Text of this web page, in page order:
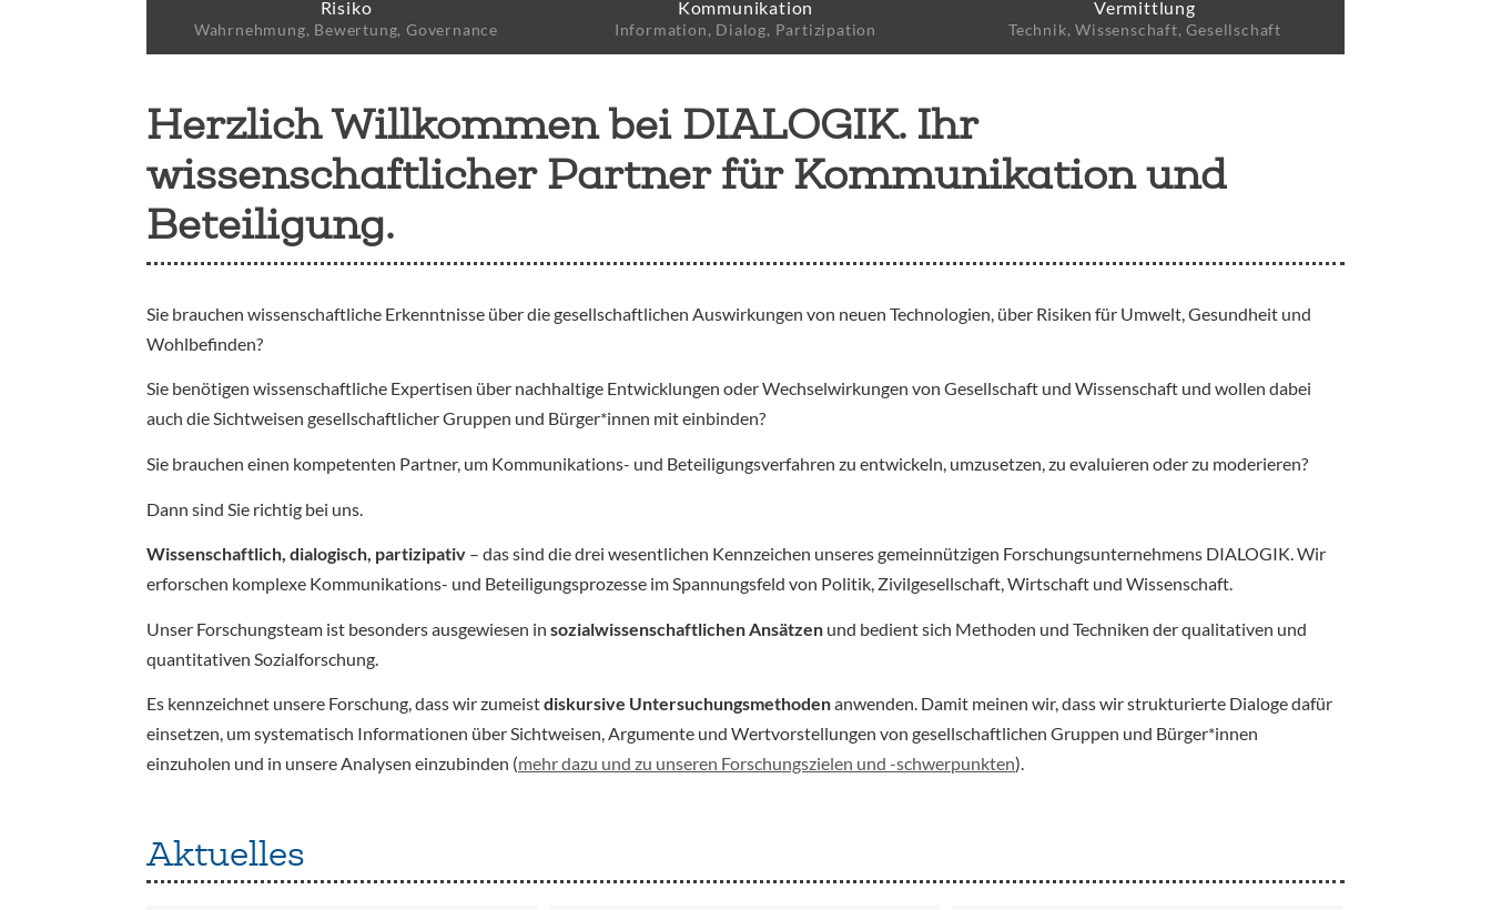
Risiko
Wahrnehmung, Bewertung, Governance
Kommunikation
Information, Dialog, Partizipation
Vermittlung
Technik, Wissenschaft, Gesellschaft
Herzlich Willkommen bei DIALOGIK. Ihr
wissenschaftlicher Partner für Kommunikation und
Beteiligung.
Sie brauchen wissenschaftliche Erkenntnisse über die gesellschaftlichen Auswirkungen von neuen Technologien, über Risiken für Umwelt, Gesundheit und
Wohlbefinden?
Sie benötigen wissenschaftliche Expertisen über nachhaltige Entwicklungen oder Wechselwirkungen von Gesellschaft und Wissenschaft und wollen dabei
auch die Sichtweisen gesellschaftlicher Gruppen und Bürger*innen mit einbinden?
Sie brauchen einen kompetenten Partner, um Kommunikations- und Beteiligungsverfahren zu entwickeln, umzusetzen, zu evaluieren oder zu moderieren?
Dann sind Sie richtig bei uns.
Wissenschaftlich, dialogisch, partizipativ – das sind die drei wesentlichen Kennzeichen unseres gemeinnützigen Forschungsunternehmens DIALOGIK. Wir
erforschen komplexe Kommunikations- und Beteiligungsprozesse im Spannungsfeld von Politik, Zivilgesellschaft, Wirtschaft und Wissenschaft.
Unser Forschungsteam ist besonders ausgewiesen in sozialwissenschaftlichen Ansätzen und bedient sich Methoden und Techniken der qualitativen und
quantitativen Sozialforschung.
Es kennzeichnet unsere Forschung, dass wir zumeistdiskursive Untersuchungsmethodenanwenden. Damit meinen wir, dass wir strukturierte Dialoge dafür
einsetzen, um systematisch Informationen über Sichtweisen, Argumente und Wertvorstellungen von gesellschaftlichen Gruppen und Bürger*innen
einzuholen und in unsere Analysen einzubinden (mehr dazu und zu unseren Forschungszielen und -schwerpunkten).
Aktuelles